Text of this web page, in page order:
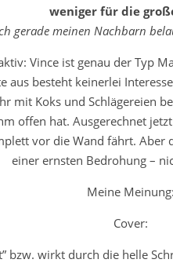
weniger für die
gerade meinen Nachbarn
Vince ist genau der Typ
aus besteht keinerlei
mit Koks und Schlägereien
offen hat. Ausgerechnet
vor die Wand fährt. Aber
einer ernsten Bedrohung –
Meine Meinung:
Cover:
bzw. wirkt durch die helle